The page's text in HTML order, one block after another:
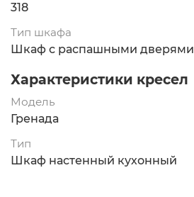
318
Тип шкафа
Шкаф с распашными дверями
Характеристики кресел
Модель
Гренада
Тип
Шкаф настенный кухонный